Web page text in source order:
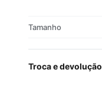
Tamanho
Troca e devolução